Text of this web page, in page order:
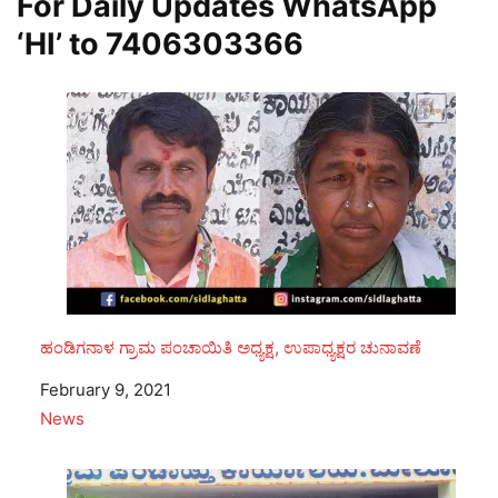
‘HI’ to 7406303366
ಹಂಡಿಗನಾಳ ಗ್ರಾಮ ಪಂಚಾಯಿತಿ ಅಧ್ಯಕ್ಷ, ಉಪಾಧ್ಯಕ್ಷರ ಚುನಾವಣೆ
Date
February 9, 2021
In relation to
News